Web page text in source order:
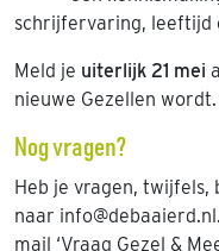
schrijfervaring, leeftijd
Meld je uiterlijk 21 mei
nieuwe Gezellen wordt.
Nog vragen?
Heb je vragen, twijfels,
naar
mail ‘Vraag Gezel &